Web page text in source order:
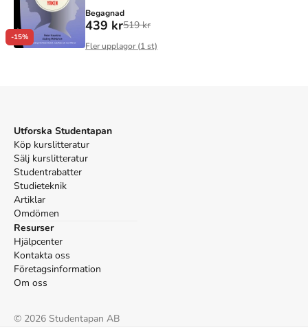
-15%
Begagnad
439 kr519 kr
Fler upplagor (1st)
Utforska Studentapan
Köp kurslitteratur
Sälj kurslitteratur
Studentrabatter
Studieteknik
Artiklar
Omdömen
Resurser
Hjälpcenter
Kontakta oss
Företagsinformation
Om oss
© 2026 Studentapan AB